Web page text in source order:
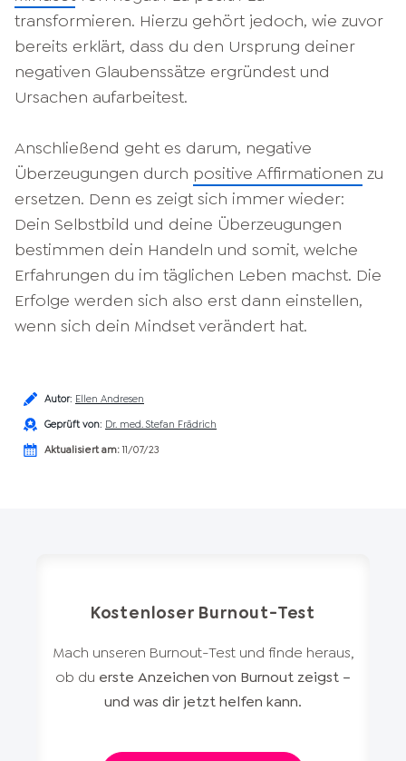
transformieren. Hierzu gehört jedoch, wie zuvor
bereits erklärt, dass du den Ursprung deiner
negativen Glaubenssätze ergründest und
Ursachen aufarbeitest.
Anschließend geht es darum, negative
Überzeugungen durch positive Affirmationen zu
ersetzen. Denn es zeigt sich immer wieder:
Dein Selbstbild und deine Überzeugungen
bestimmen dein Handeln und somit, welche
Erfahrungen du im täglichen Leben machst. Die
Erfolge werden sich also erst dann einstellen,
wenn sich dein Mindset verändert hat.
Autor: Ellen Andresen
Geprüft von: Dr. med. Stefan Frädrich
Aktualisiert am: 11/07/23
Kostenloser Burnout-Test
Mach unseren Burnout-Test und finde heraus,
ob du erste Anzeichen von Burnout zeigst –
und was dir jetzt helfen kann.